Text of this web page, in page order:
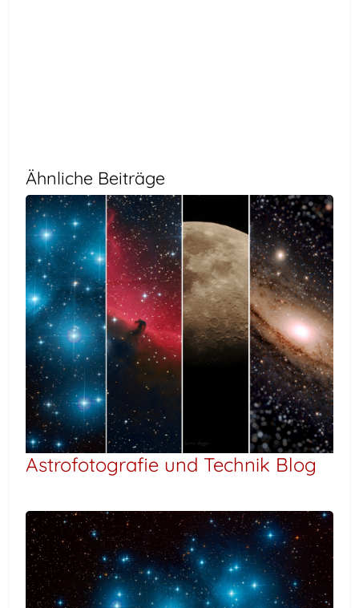
Ähnliche Beiträge
Astrofotografie und Technik Blog